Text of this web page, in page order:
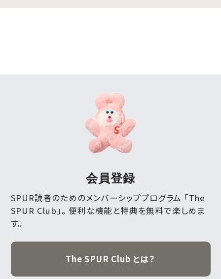
会員登録
SPUR読者のためのメンバーシッププログラム 「The
SPUR Club」。 便利な機能と特典を無料で楽しめま
す。
The SPUR Club とは？